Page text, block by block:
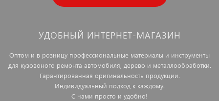
УДОБНЫЙ ИНТЕРНЕТ-МАГАЗИН
Оптом и в розницу профессиональные материалы и инструменты
для кузовоного ремонта автомобиля, дерево и металлообработки.
Гарантированная оригинальность продукции.
Индивидуальный подход к каждому.
С нами просто и удобно!